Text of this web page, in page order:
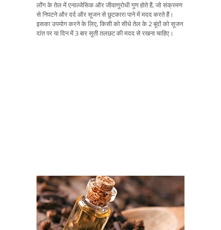
लौंग के तेल में एनाल्जेसिक और जीवाणुरोधी गुण होते हैं, जो संक्रमण
से निपटने और दर्द और सूजन से छुटकारा पाने में मदद करते हैं।
इसका उपयोग करने के लिए, किसी को सीधे तेल के 2 बूंदों को सूजन
दांत पर या दिन में 3 बार सूती तलछट की मदद से रखना चाहिए।